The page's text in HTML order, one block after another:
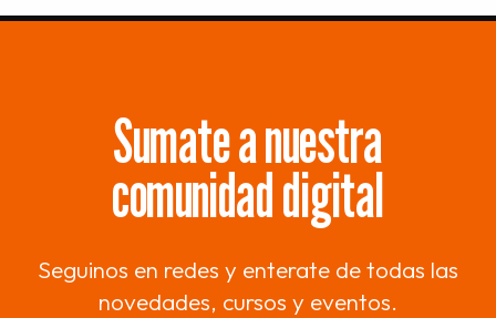
Sumate a nuestra
comunidad digital
Seguinos en redes y enterate de todas las
novedades, cursos y eventos.